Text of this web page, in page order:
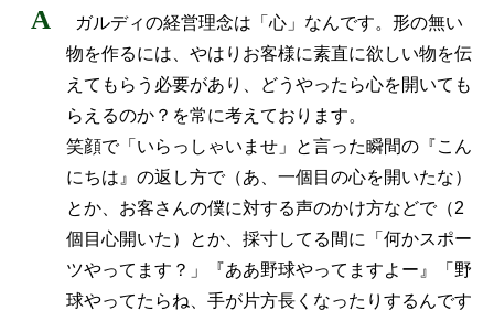
ガルディの経営理念は「心」なんです。形の無い
物を作るには、やはりお客様に素直に欲しい物を伝
えてもらう必要があり、どうやったら心を開いても
らえるのか？を常に考えております。
笑顔で「いらっしゃいませ」と言った瞬間の『こん
にちは』の返し方で（あ、一個目の心を開いたな）
とか、お客さんの僕に対する声のかけ方などで（2
個目心開いた）とか、採寸してる間に「何かスポー
ツやってます？」『ああ野球やってますよー』「野
球やってたらね、手が片方長くなったりするんです